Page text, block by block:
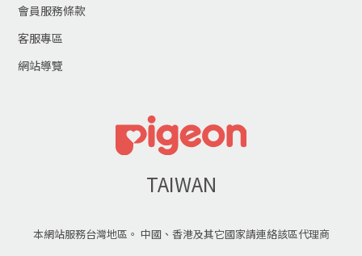
會員服務條款
客服專區
網站導覽
TAIWAN
本網站服務台灣地區。 中國、香港及其它國家請連絡該區代理商